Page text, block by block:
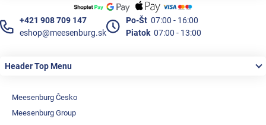
+421 908 709 147
eshop@meesenburg.sk
Po-Št 07:00 - 16:00
Piatok 07:00 - 13:00
Header Top Menu
Meesenburg Česko
Meesenburg Group